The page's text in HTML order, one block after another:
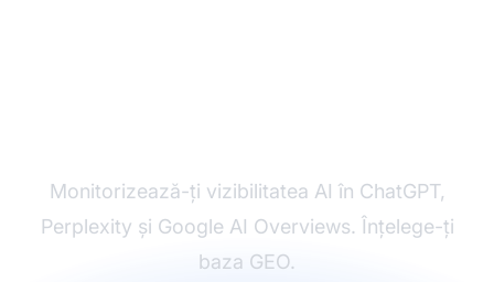
Monitorizează-ți vizibilitatea AI în ChatGPT,
Perplexity și Google AI Overviews. Înțelege-ți
baza GEO.